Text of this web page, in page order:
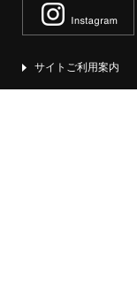
サイトご利用案内